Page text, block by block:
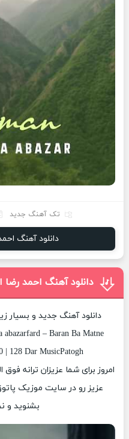
تک آهنگ جدید
دانلود آهنگ
دانلود آهنگ احمد رضا
دانلود آهنگ جدید و بسیار
abazarfard – Baran Ba Matne
| 128 Dar MusicPatogh
امروز برای شما عزیزان ترانه فوق
عزیز رو در سایت موزیک
بشنوید و